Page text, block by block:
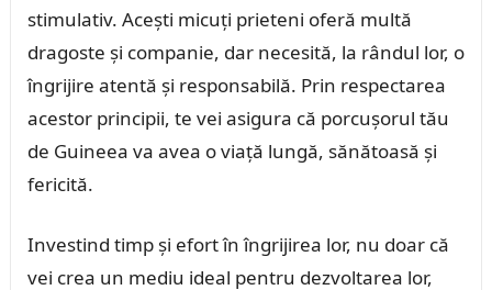
stimulativ. Acești micuți prieteni oferă multă
dragoste și companie, dar necesită, la rândul lor, o
îngrijire atentă și responsabilă. Prin respectarea
acestor principii, te vei asigura că porcușorul tău
de Guineea va avea o viață lungă, sănătoasă și
fericită.
Investind timp și efort în îngrijirea lor, nu doar că
vei crea un mediu ideal pentru dezvoltarea lor,